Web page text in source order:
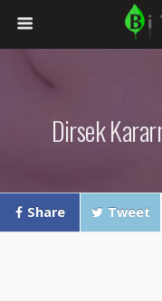
Dirsek
Share Tweet